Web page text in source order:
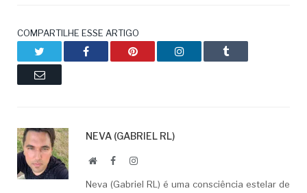
COMPARTILHE ESSE ARTIGO
Facebook Pinterest LinkedIn Tumblr
Email
NEVA (GABRIEL RL)
WebsiteFacebookLinkedIn
Neva (Gabriel RL) é uma consciência estelar de